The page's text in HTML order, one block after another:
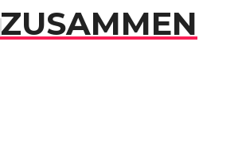
ZUSAMMEN